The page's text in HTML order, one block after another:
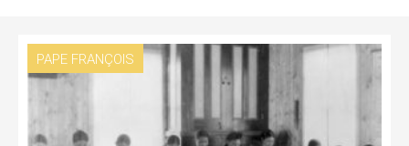
PAPE FRANÇOIS